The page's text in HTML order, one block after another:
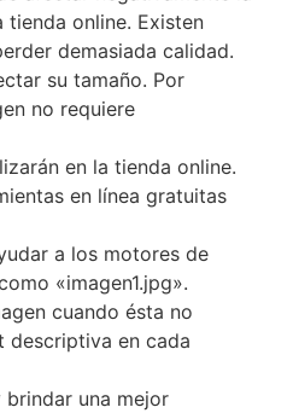
online. Existen
demasiada calidad.
su tamaño. Por
no requiere
en la tienda online.
en línea gratuitas
a los motores de
«imagen1.jpg».
cuando ésta no
descriptiva en cada
una mejor